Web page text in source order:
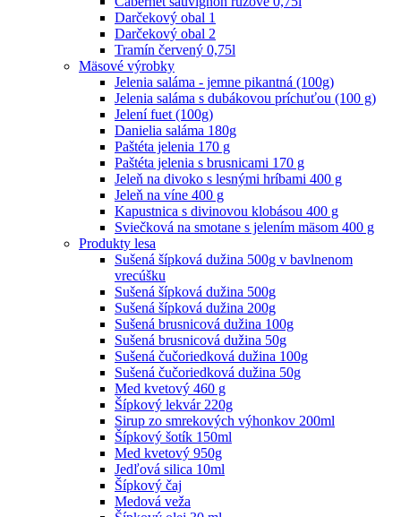
Darčekový obal 1
Darčekový obal 2
Tramín červený 0,75l
Mäsové výrobky
Jelenia saláma - jemne pikantná (100g)
Jelenia saláma s dubákovou príchuťou (100 g)
Jelení fuet (100g)
Danielia saláma 180g
Paštéta jelenia 170 g
Paštéta jelenia s brusnicami 170 g
Jeleň na divoko s lesnými hríbami 400 g
Jeleň na víne 400 g
Kapustnica s divinovou klobásou 400 g
Sviečková na smotane s jelením mäsom 400 g
Produkty lesa
Sušená šípková dužina 500g v bavlnenom
vrecúšku
Sušená šípková dužina 500g
Sušená šípková dužina 200g
Sušená brusnicová dužina 100g
Sušená brusnicová dužina 50g
Sušená čučoriedková dužina 100g
Sušená čučoriedková dužina 50g
Med kvetový 460 g
Šípkový lekvár 220g
Sirup zo smrekových výhonkov 200ml
Šípkový šotík 150ml
Med kvetový 950g
Jedľová silica 10ml
Šípkový čaj
Medová veža